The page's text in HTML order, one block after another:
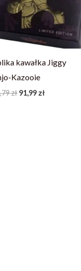
kawałka Jiggy
Kazooie
zł 91,99 zł